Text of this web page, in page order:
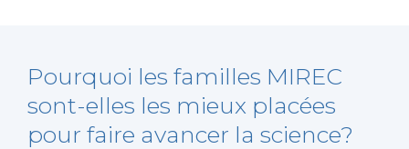
Pourquoi les familles MIREC
sont-elles les mieux placées
pour faire avancer la science?